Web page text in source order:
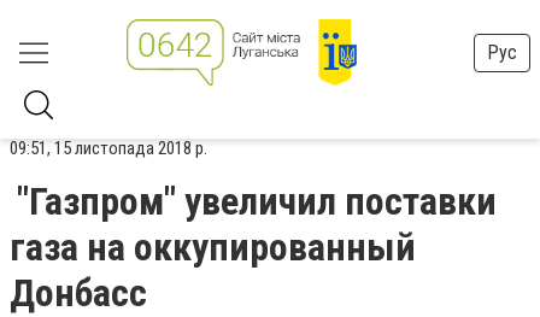
Рус
09:51, 15 листопада 2018 р.
"Газпром" увеличил поставки
газа на оккупированный
Донбасс